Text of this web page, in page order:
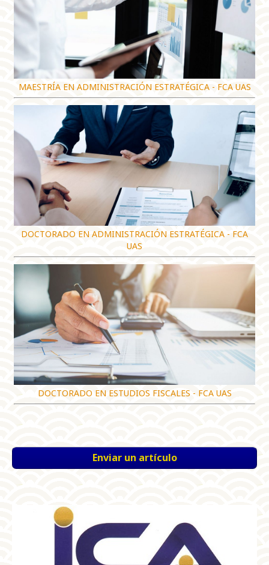
MAESTRÍA EN ADMINISTRACIÓN ESTRATÉGICA - FCA UAS
DOCTORADO EN ADMINISTRACIÓN ESTRATÉGICA - FCA
UAS
DOCTORADO EN ESTUDIOS FISCALES - FCA UAS
Enviar un artículo